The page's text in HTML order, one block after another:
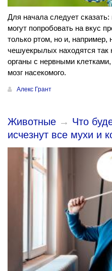
Для начала следует
могут попробовать на вкус
только ртом, но и, например,
чешуекрылых находятся
органы с нервными
мозг насекомого.
Алекс Грант
Животные → Что
исчезнут все мухи и